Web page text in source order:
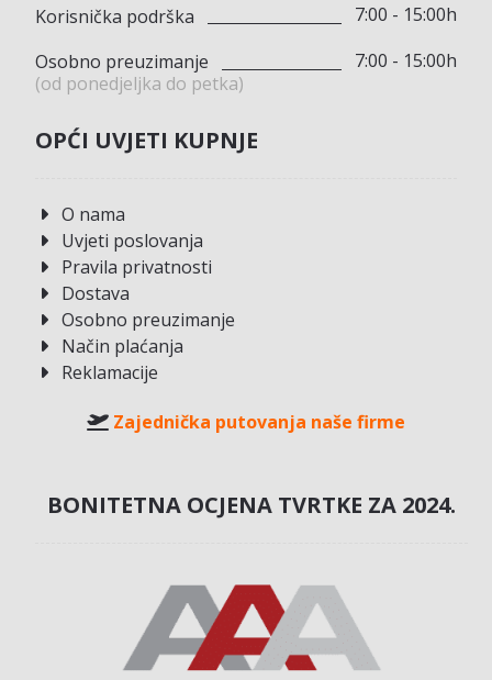
Korisnička podrška
7:00 - 15:00h
Osobno preuzimanje
(od ponedjeljka do petka)
7:00 - 15:00h
OPĆI UVJETI KUPNJE
O nama
Uvjeti poslovanja
Pravila privatnosti
Dostava
Osobno preuzimanje
Način plaćanja
Reklamacije
Zajednička putovanja naše firme
BONITETNA OCJENA TVRTKE ZA 2024.